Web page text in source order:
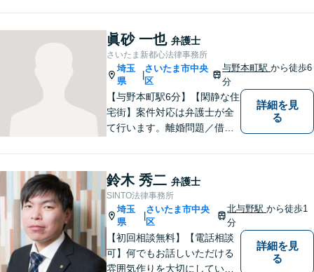
かを常に考えて弁護に取り組
んでまいります。
眞砂 一也 弁護士
さいたま新都心法律事務所
埼玉
県
さいたま市中央
区
与野本町駅から徒歩6
分
【与野本町駅6分】【閑静な住
宅街】案件対応は弁護士が全
て行います。離婚問題／借
幅広く対応しております。迅
速かつ丁寧な対応を心がけて
おりますので、お気軽にご相
談ください。【弁護士歴10年
以上】【初回相談30分無料】
詳細を見
る
鈴木 秀二 弁護士
SINTO法律事務所
埼玉
県
|
さいたま市中央
区
北与野駅から徒歩1
分
【初回相談無料】【電話相談
可】何でもお話しいただける
雰囲気作りを大切にしていま
詳細を見
る